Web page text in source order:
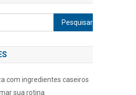
Pesquisar
por:
com ingredientes caseiros
sua rotina